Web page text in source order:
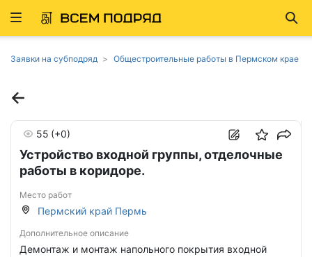
Развернуть
Заявки на субподряд Общестроительные работы в Пермском крае
Устройство входной группы, отделочные
работы в коридоре.
55 (+0)
Место работ
Пермский край Пермь
Дополнительное описание
Демонтаж и монтаж напольного покрытия входной